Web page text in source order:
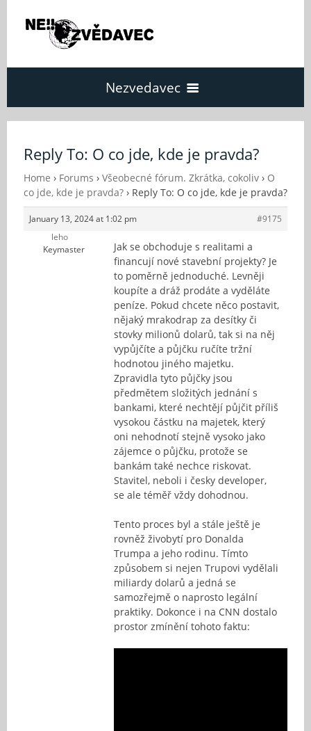
Nezvedavec
Fórum
O Nezvědavci
Kontakt
Reply To: O co jde, kde je pravda?
Home › Forums › Všeobecné fórum. Zkrátka, cokoliv › O
co jde, kde je pravda? › Reply To: O co jde, kde je pravda?
January 13, 2024 at 1:02 pm
#9175
leho
Keymaster
Jak se obchoduje s realitami a
financují nové stavební projekty? Je
to poměrně jednoduché. Levněji
koupíte a dráž prodáte a vyděláte
peníze. Pokud chcete něco postavit,
nějaký mrakodrap za desítky či
stovky milionů dolarů, tak si na něj
vypůjčíte a půjčku ručíte tržní
hodnotou jiného majetku.
Zpravidla tyto půjčky jsou
předmětem složitých jednání s
bankami, které nechtějí půjčit příliš
vysokou částku na majetek, který
oni nehodnotí stejně vysoko jako
zájemce o půjčku, protože se
bankám také nechce riskovat.
Stavitel, neboli i česky developer,
se ale téměř vždy dohodnou.
Tento proces byl a stále ještě je
rovněž živobytí pro Donalda
Trumpa a jeho rodinu. Tímto
způsobem si nejen Trupovi vydělali
miliardy dolarů a jedná se
samozřejmě o naprosto legální
praktiky. Dokonce i na CNN dostalo
prostor zmínění tohoto faktu: